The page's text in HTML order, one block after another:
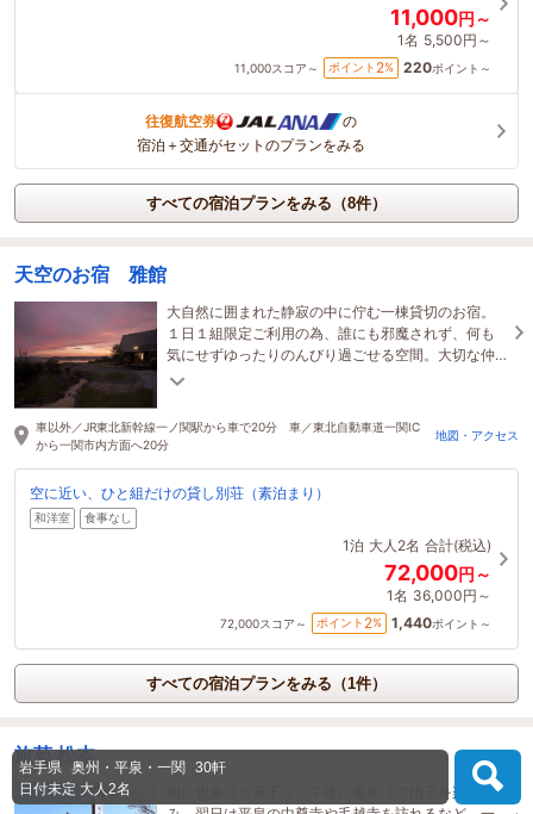
岩手県 奥州・平泉・一関
30軒
日付未定 大人2名
11,000円～
1名 5,500円～
11,000スコア～ ポイント 2% 220ポイント～
往復航空券
の
宿泊＋交通がセットのプランをみる
すべての宿泊プランをみる（8件）
天空のお宿 雅館
大自然に囲まれた静寂の中に佇む一棟貸切のお宿。
１日１組限定ご利用の為、誰にも邪魔されず、何も
気にせずゆったりのんびり過ごせる空間。大切な仲
間と、大好きな人と贅沢な時間を過ごしませんか？
車以外／JR東北新幹線一ノ関駅から車で20分 車／東北自動車道一関IC
から一関市内方面へ20分
地図・アクセス
空に近い、ひと組だけの貸し別荘（素泊まり）
和洋室 食事なし
1泊 大人2名 合計(税込)
72,000円～
1名 36,000円～
72,000スコア～ ポイント 2% 1,440ポイント～
すべての宿泊プランをみる（1件）
旅苑 松本
朝に猊鼻渓で舟下り、午後に厳美渓で団子を楽し